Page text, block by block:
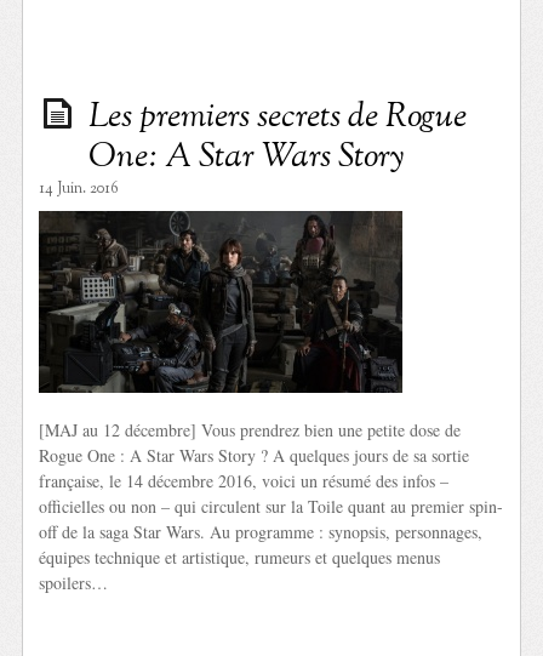
Les premiers secrets de Rogue
One: A Star Wars Story
14 Juin. 2016
[MAJ au 12 décembre] Vous prendrez bien une petite dose de
Rogue One : A Star Wars Story ? A quelques jours de sa sortie
française, le 14 décembre 2016, voici un résumé des infos –
officielles ou non – qui circulent sur la Toile quant au premier spin-
off de la saga Star Wars. Au programme : synopsis, personnages,
équipes technique et artistique, rumeurs et quelques menus
spoilers…